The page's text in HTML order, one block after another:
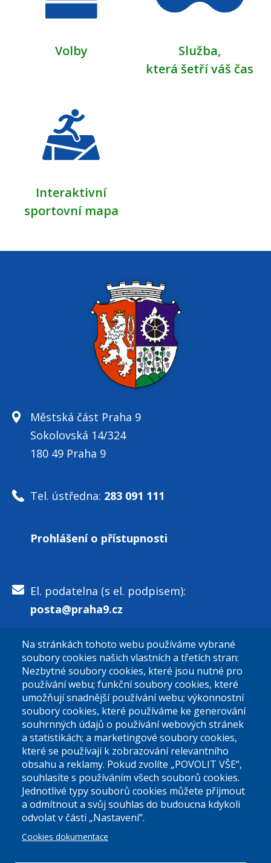
Volby
Služba,
která šetří váš čas
Interaktivní
sportovní mapa
Městská část Praha 9
Sokolovská 14/324
180 49 Praha 9
Tel. ústředna: 283 091 111
Prohlášení o přístupnosti
El. podatelna (s el. podpisem):
posta@praha9.cz
El. podatelna (bez el. podpisu):
podatelna@praha9.cz
Úřední dny:
Po a St: 08.00-12.00; 13.00-18.00
Úřední hodiny
Na stránkách tohoto webu používáme vybrané
soubory cookies našich vlastních a třetích stran:
Nezbytné soubory cookies, které jsou nutné pro
používání webu; funkční soubory cookies, které
umožňují snadnější používání webu; výkonnostní
soubory cookies, které používáme ke generování
souhrnných údajů o používání webových stránek
a statistikách; a marketingové soubory cookies,
které se používají k zobrazování relevantního
obsahu a reklamy. Pokud zvolíte „POVOLIT VŠE“,
souhlasíte s používáním všech souborů cookies.
Jednotlivé typy souborů cookies můžete přijmout
a odmítnout a svůj souhlas do budoucna kdykoli
odvolat v části „Nastavení“.
Cookies dokumentace